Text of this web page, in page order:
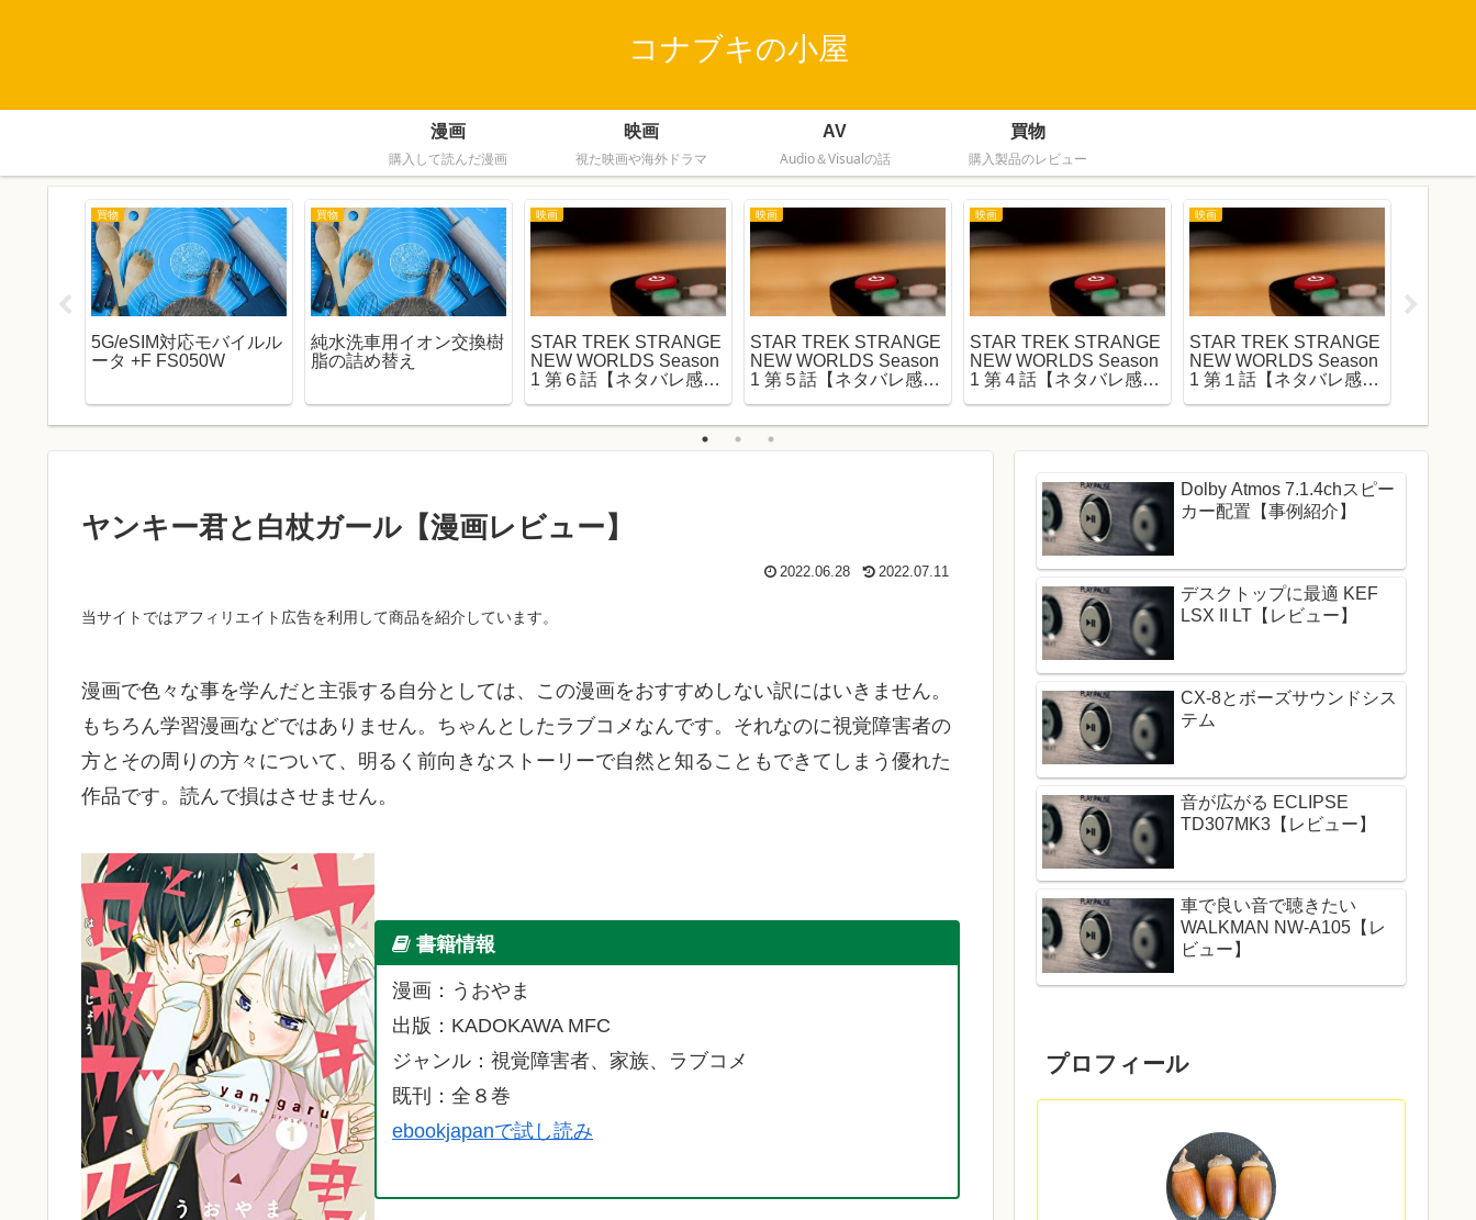
コナブキの小屋
漫画
購入して読んだ漫画
映画
視た映画や海外ドラマ
AV
Audio＆Visualの話
買物
購入製品のレビュー
買物
5G/eSIM対応モバイルル
ータ +F FS050W
買物
純水洗車用イオン交換樹
脂の詰め替え
映画
STAR TREK STRANGE
NEW WORLDS Season
1 第６話【ネタバレ感
映画
STAR TREK STRANGE
NEW WORLDS Season
1 第５話【ネタバレ感
映画
STAR TREK STRANGE
NEW WORLDS Season
1 第４話【ネタバレ感
映画
STAR TREK STRANGE
NEW WORLDS Season
1 第１話【ネタバレ感
ヤンキー君と白杖ガール【漫画レビュー】
2022.06.28 2022.07.11
当サイトではアフィリエイト 広告を利用して商品を紹介しています。
漫画で色々な事を学んだと主張する自分としては、この漫画をおすすめしない訳にはいきません。
もちろん学習漫画などではありません。ちゃんとしたラブコメなんです。それなのに視覚障害者の
方とその周りの方々について、明るく前向きなストーリーで自然と知ることもできてしまう優れた
作品です。読んで損はさせません。
書籍情報
漫画：うおやま
出版：KADOKAWA MFC
ジャンル：視覚障害者、家族、ラブコメ
既刊：全８巻
ebookjapanで試し読み
Dolby Atmos 7.1.4chスピー
カー配置【事例紹介】
デスクトップに最適 KEF
LSX II LT【レビュー】
CX-8とボーズサウンドシス
テム
音が広がる ECLIPSE
TD307MK3【レビュー】
車で良い音で聴きたい
WALKMAN NW-A105【レ
ビュー】
プロフィール